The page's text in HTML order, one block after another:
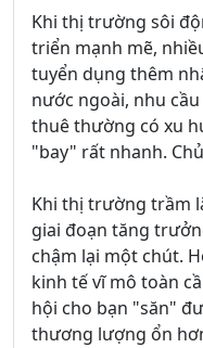
Khi thị trường sôi
triển mạnh mẽ,
tuyển dụng thêm
nước ngoài, nhu
thuê thường có xu
"bay" rất nhanh.
Khi thị trường trầm
giai đoạn tăng
chậm lại một chút.
kinh tế vĩ mô toàn
hội cho bạn "săn"
thương lượng ổn